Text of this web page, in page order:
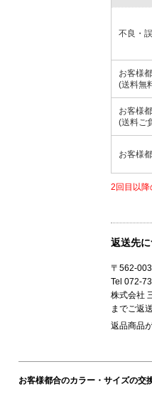
不良・
お客様
(送料無
お客様
(送料ご
お客様
2回目以降
返送先
〒562-
Tel 072-
株式会社
までご返
返品商品
お客様都合のカラー・サイズの交